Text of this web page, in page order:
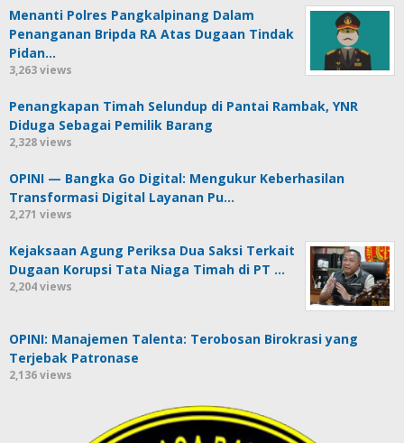
Menanti Polres Pangkalpinang Dalam
Penanganan Bripda RA Atas Dugaan Tindak
Pidan…
3,263 views
Penangkapan Timah Selundup di Pantai Rambak, YNR
Diduga Sebagai Pemilik Barang
2,328 views
OPINI — Bangka Go Digital: Mengukur Keberhasilan
Transformasi Digital Layanan Pu…
2,271 views
Kejaksaan Agung Periksa Dua Saksi Terkait
Dugaan Korupsi Tata Niaga Timah di PT …
2,204 views
OPINI: Manajemen Talenta: Terobosan Birokrasi yang
Terjebak Patronase
2,136 views